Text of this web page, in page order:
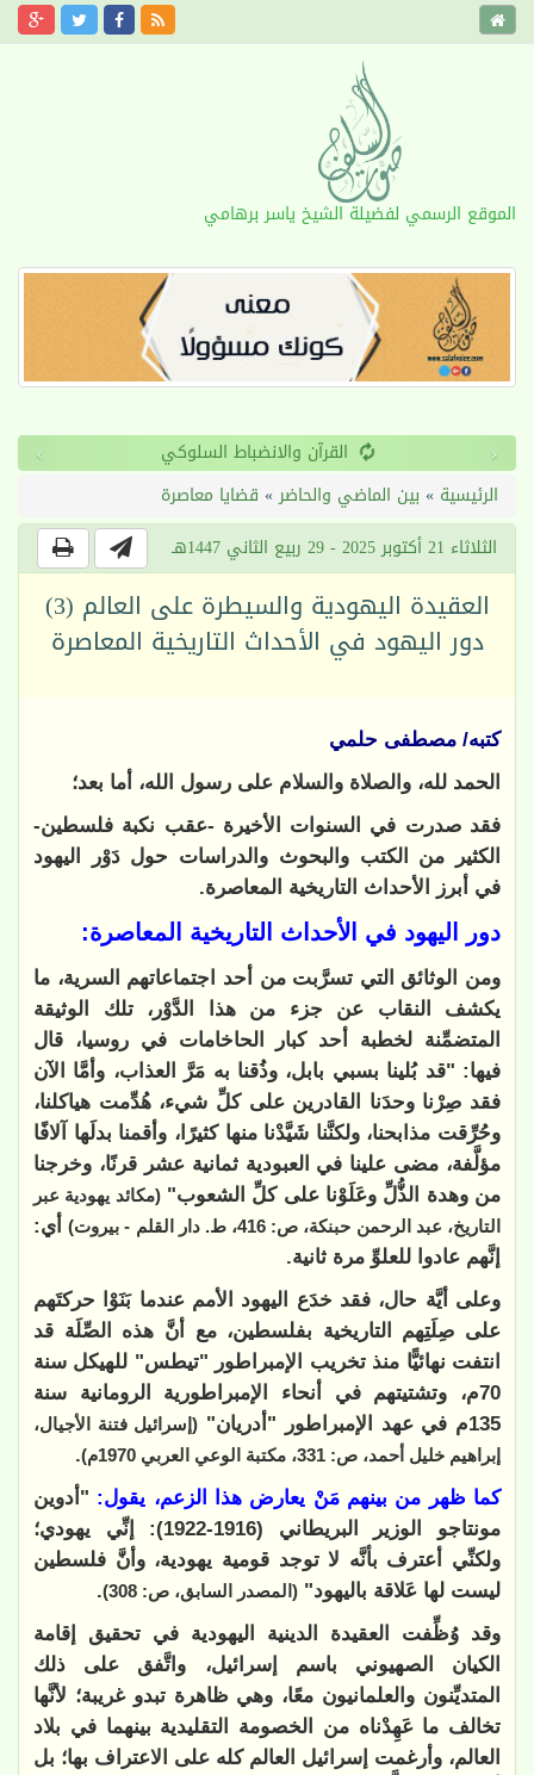
الموقع الرسمي لفضيلة الشيخ ياسر برهامي
القرآن والانضباط السلوكي ‹
›
الرئيسية » بين الماضي والحاضر» قضايا معاصرة
الثلاثاء 21 أكتوبر 2025 - 29 ربيع الثاني 1447هـ
العقيدة اليهودية والسيطرة على العالم (3)
دور اليهود في الأحداث التاريخية المعاصرة
كتبه/ مصطفى حلمي
الحمد لله، والصلاة والسلام على رسول الله، أما بعد؛
فقد صدرت في السنوات الأخيرة -عقب نكبة فلسطين-
الكثير من الكتب والبحوث والدراسات حول دَوْر اليهود
في أبرز الأحداث التاريخية المعاصرة.
دور اليهود في الأحداث التاريخية المعاصرة:
ومن الوثائق التي تسرَّبت من أحد اجتماعاتهم السرية، ما
يكشف النقاب عن جزء من هذا الدَّوْر، تلك الوثيقة
المتضمِّنة لخطبة أحد كبار الحاخامات في روسيا، قال
فيها: "قد بُلينا بسبي بابل، وذُقنا به مَرَّ العذاب، وأمَّا الآن
فقد صِرْنا وحدَنا القادرين على كلِّ شيء، هُدِّمت هياكلنا،
وحُرِّقت مذابحنا، ولكنَّنا شَيَّدْنا منها كثيرًا، وأقمنا بدلَها آلافًا
مؤلَّفة، مضى علينا في العبودية ثمانية عشر قرنًا، وخرجنا
من وهدة الذُّلِّ وعَلَوْنا على كلِّ الشعوب"(مكائد يهودية عبر
التاريخ، عبد الرحمن حبنكة، ص: 416، ط. دار القلم - بيروت)
أي:
إنَّهم عادوا للعلوِّ مرة ثانية.
وعلى أيَّة حال، فقد خدَع اليهود الأمم عندما بَنَوْا حركتَهم
على صِلَتِهم التاريخية بفلسطين، مع أنَّ هذه الصِّلَة قد
انتفت نهائيًّا منذ تخريب الإمبراطور "تيطس" للهيكل سنة
70م، وتشتيتهم في أنحاء الإمبراطورية الرومانية سنة
135م في عهد الإمبراطور "أدريان"
(إسرائيل فتنة الأجيال،
إبراهيم خليل أحمد، ص: 331، مكتبة الوعي العربي 1970م)
.
كما ظهر من بينهم مَنْ يعارض هذا الزعم، يقول: "أدوين
مونتاجو الوزير البريطاني (1916-1922): إنِّي يهودي؛
ولكنِّي أعترف بأنَّه لا توجد قومية يهودية، وأنَّ فلسطين
ليست لها عَلاقة باليهود" (المصدر السابق، ص: 308)
.
وقد وُظِّفت العقيدة الدينية اليهودية في تحقيق إقامة
الكيان الصهيوني باسم إسرائيل، واتَّفق على ذلك
المتديِّنون والعلمانيون معًا، وهي ظاهرة تبدو غريبة؛ لأنَّها
تخالف ما عَهِدْناه من الخصومة التقليدية بينهما في بلاد
العالم، وأرغمت إسرائيل العالم كله على الاعتراف بها؛ بل